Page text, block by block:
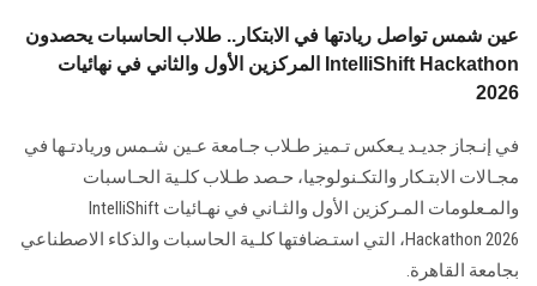
الموظفون
سجل الان
عين شمس تواصل ريادتها في الابتكار.. طلاب الحاسبات يحصدون
المركزين الأول والثاني في نهائيات IntelliShift Hackathon
2026
في إنـجاز جديـد يـعكس تـميز طـلاب جـامعة عـين شـمس وريادتـها في
مجـالات الابتـكار والتكـنولوجيا، حـصد طـلاب كلـية الحـاسبات
والمـعلومات المـركزين الأول والثـاني في نهـائيات IntelliShift
Hackathon 2026، التي استـضافتها كلـية الحاسبات والذكاء الاصطناعي
بجامعة القاهرة.